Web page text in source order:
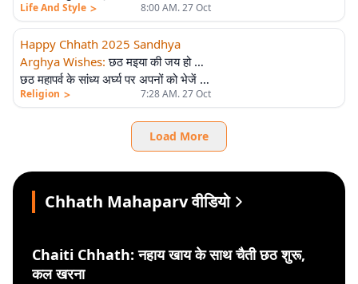
को भेजें संध्या अर्घ्य की शुभकामनाएं
Life And Style > 8:00 AM. 27 Oct
Happy Chhath 2025 Sandhya
Arghya Wishes: छठ मइया की जय हो …
छठ महापर्व के सांध्य अर्घ्य पर अपनों को भेजें ये
बधाई
Religion > 7:28 AM. 27 Oct
Load More
Chhath Mahaparv वीडियो
Chaiti Chhath: नहाय खाय के साथ चैती छठ शुरू,
कल खरना